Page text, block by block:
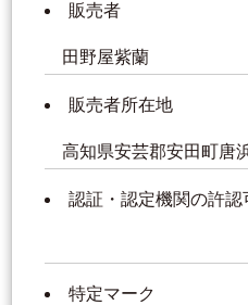
販売者
田野屋紫蘭
販売者所在地
高知県安芸郡安田町唐
認証・認定機関の許認
特定マーク